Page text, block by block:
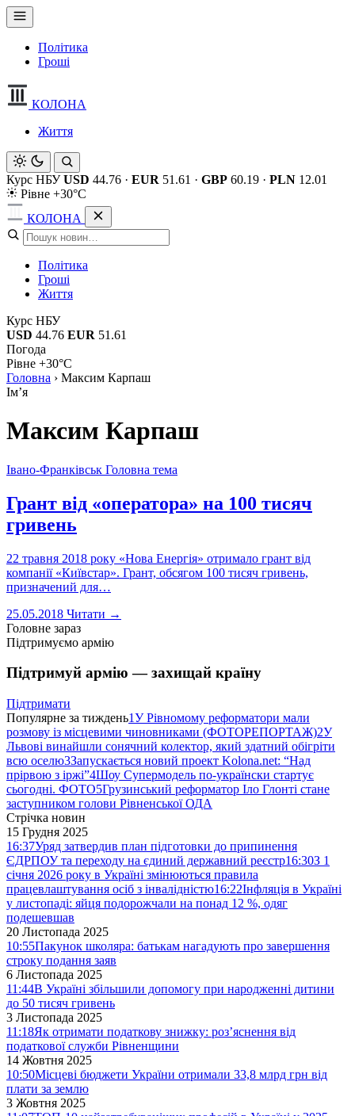
Політика
Гроші
КОЛОНА
Життя
Курс НБУ USD 44.76 · EUR 51.61 · GBP 60.19 · PLN 12.01
Рівне +30°C
КОЛОНА
Політика
Гроші
Життя
Курс НБУ
USD 44.76 EUR 51.61
Погода
Рівне +30°C
Головна › Максим Карпаш
Імʼя
Максим Карпаш
Івано-Франківськ Головна тема
Грант від «оператора» на 100 тисяч
гривень
22 травня 2018 року «Нова Енергія» отримало грант від
компанії «Київстар». Грант, обсягом 100 тисяч гривень,
призначений для…
25.05.2018 Читати →
Головне зараз
Підтримуємо армію
Підтримуй армію — захищай країну
Підтримати
Популярне за тиждень1У Рівномому реформатори мали
розмову із місцевими чиновниками (ФОТОРЕПОРТАЖ)2У
Львові винайшли сонячний колектор, який здатний обігріти
всю оселю3Запускається новий проект Kolona.net: “Над
прірвою з іржі”4Шоу Супермодель по-українски стартує
сьогодні. ФОТО5Грузинський реформатор Іло Глонті стане
заступником голови Рівненської ОДА
Стрічка новин
15 Грудня 2025
16:37Уряд затвердив план підготовки до припинення
ЄДРПОУ та переходу на єдиний державний реєстр16:30З 1
січня 2026 року в Україні змінюються правила
працевлаштування осіб з інвалідністю16:22Інфляція в Україні
у листопаді: яйця подорожчали на понад 12 %, одяг
подешевшав
20 Листопада 2025
10:55Пакунок школяра: батькам нагадують про завершення
строку подання заяв
6 Листопада 2025
11:44В Україні збільшили допомогу при народженні дитини
до 50 тисяч гривень
3 Листопада 2025
11:18Як отримати податкову знижку: роз’яснення від
податкової служби Рівненщини
14 Жовтня 2025
10:50Місцеві бюджети України отримали 33,8 млрд грн від
плати за землю
3 Жовтня 2025